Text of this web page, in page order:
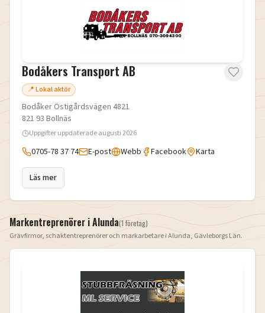
Bodåkers Transport AB
📍 Lokal aktör
Bodåker Östigårdsvägen 4821
821 93 Bollnäs
Uppgifter uppdateradeaugusti 2026
0705-78 37 74 E-post Webb Facebook Karta
Läs mer
Markentreprenörer iAlunda(1 företag)
Grävfirmor, schaktentreprenörer och markarbetare iAlunda, Gävleborgs Län.